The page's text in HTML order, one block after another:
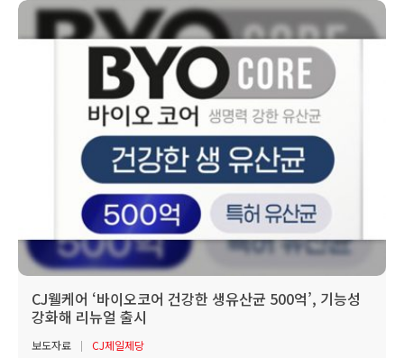
CJ웰케어 ‘바이오코어 건강한 생유산균 500억’, 기능성
강화해 리뉴얼 출시
보도자료
CJ제일제당